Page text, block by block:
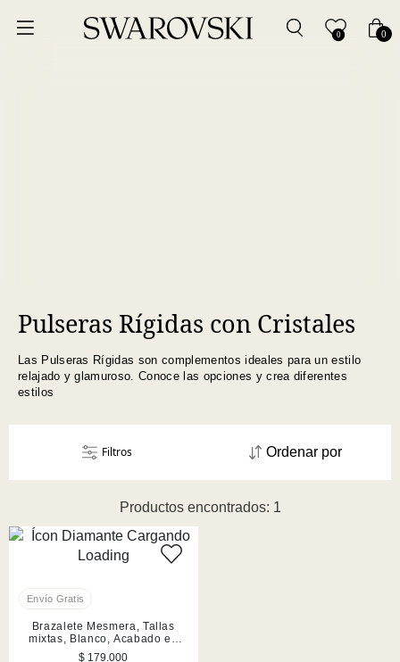
0 0
Pulseras Rígidas con Cristales
Las Pulseras Rígidas son complementos ideales para un estilo
relajado y glamuroso. Conoce las opciones y crea diferentes
estilos
Productos encontrados: 1
Ordenar por
Ordenar por
Fecha de lanzamiento
Mejor descuento
Filtros
Brazalete Mesmera, Tallas
mixtas, Blanco, Acabado en
rodio
$ 179.000